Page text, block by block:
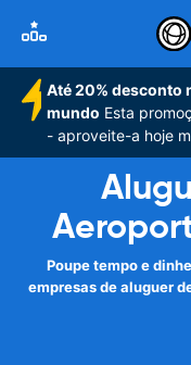
Até 20% desconto
mundo Esta
- aproveite-a hoje
Poupe tempo e
empresas de aluguer